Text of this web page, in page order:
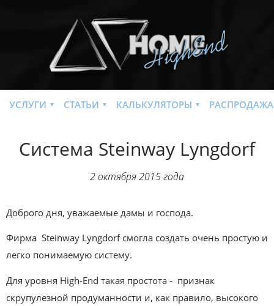
УСЛУГИ СТАТЬИ КАЛЬКУЛЯТОРЫ РАСПРОДАЖА
Система Steinway Lyngdorf
2 октября 2015 года
Доброго дня, уважаемые дамы и господа.
Фирма Steinway Lyngdorf смогла создать очень простую и
легко понимаемую систему.
Для уровня High-End такая простота - признак
скрупулезной продуманности и, как правило, высокого